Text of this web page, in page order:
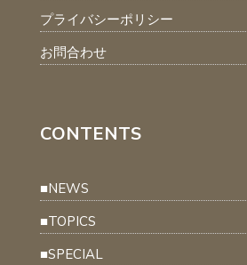
プライバシーポリシー
お問合わせ
CONTENTS
■NEWS
■TOPICS
■SPECIAL